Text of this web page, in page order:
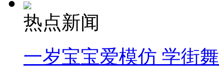
热点新闻
一岁宝宝爱模仿 学街